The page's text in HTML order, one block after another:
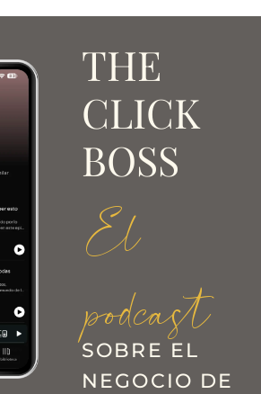
THE
CLICK
BOSS
El
podcast
SOBRE EL
NEGOCIO DE